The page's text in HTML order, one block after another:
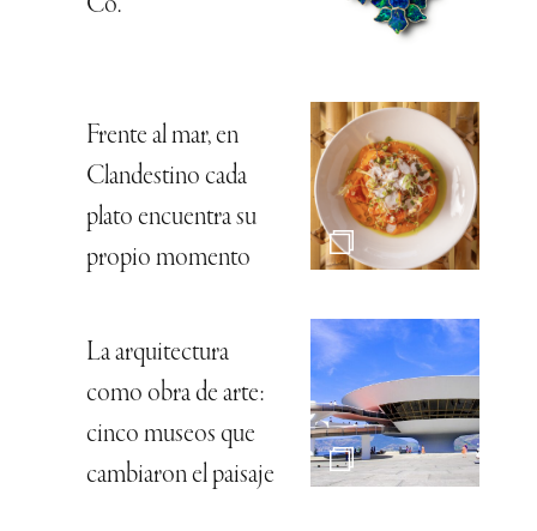
Co.
Frente al mar, en
Clandestino cada
plato encuentra su
propio momento
La arquitectura
como obra de arte:
cinco museos que
cambiaron el paisaje